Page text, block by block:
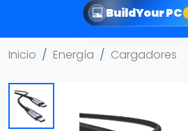
BuildYour PC
Inicio Energía Cargadores